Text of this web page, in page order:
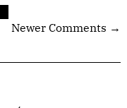
Newer Comments →